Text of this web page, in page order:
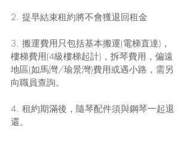
2. 提早結束租約將不會獲退回租金
3. 搬運費用只包括基本搬運(電梯直達)，
樓梯費用(4級樓梯起計)，拆琴費用，偏遠
地區(如馬灣/瑜景灣)費用或遇小路，需另
向職員查詢。
4. 租約期滿後，隨琴配件須與鋼琴一起退
還。